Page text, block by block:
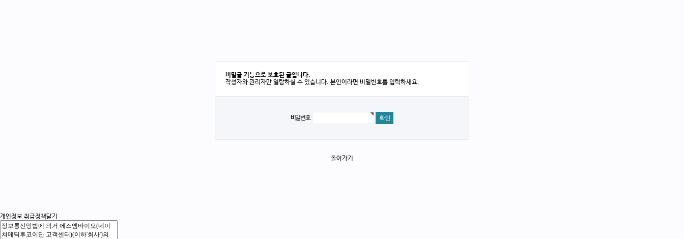
비밀글 기능으로 보호된 글입니다.
작성자와 관리자만 열람하실 수 있습니다. 본인이라면 비밀번호를 입력하세요.
비밀번호
돌아가기
개인정보 취급정책닫기